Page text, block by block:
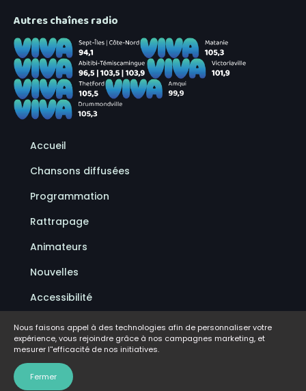
Autres chaînes radio
Accueil
Chansons diffusées
Programmation
Rattrapage
Animateurs
Nouvelles
Accessibilité
Politique de confidentialité
Conditions d'utilisation
FAQ
Nous faisons appel à des technologies afin de personnaliser votre
expérience, vous rejoindre grâce à nos campagnes marketing, et
mesurer l''efficacité de nos initiatives.
Fermer